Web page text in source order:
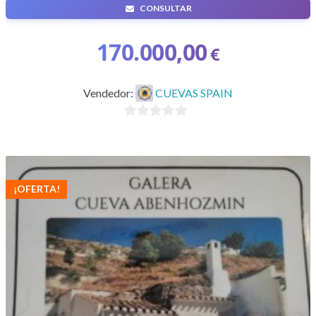
CUEVA 7 habitaciones 3 Baños
170.000,00€
CONSULTAR
Vendedor: CUEVAS SPAIN
5
¡OFERTA!